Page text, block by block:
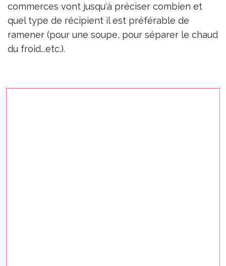
commerces vont jusqu'à préciser combien et
quel type de récipient il est préférable de
ramener (pour une soupe, pour séparer le chaud
du froid...etc.).